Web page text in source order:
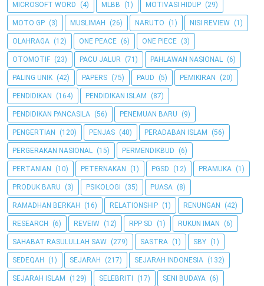
MICROSOFT WORD (4) MLBB (1) MOTIVASI HIDUP (29)
MOTO GP (3) MUSLIMAH (26) NARUTO (1) NISI REVIEW (1)
OLAHRAGA (12) ONE PEACE (6) ONE PIECE (3)
OTOMOTIF (23) PACU JALUR (71) PAHLAWAN NASIONAL (6)
PALING UNIK (42) PAPERS (75) PAUD (5) PEMIKIRAN (20)
PENDIDIKAN (164) PENDIDIKAN ISLAM (87)
PENDIDIKAN PANCASILA (56) PENEMUAN BARU (9)
PENGERTIAN (120) PENJAS (40) PERADABAN ISLAM (56)
PERGERAKAN NASIONAL (15) PERMENDIKBUD (6)
PERTANIAN (10) PETERNAKAN (1) PGSD (12) PRAMUKA (1)
PRODUK BARU (3) PSIKOLOGI (35) PUASA (8)
RAMADHAN BERKAH (16) RELATIONSHIP (1) RENUNGAN (42)
RESEARCH (6) REVEIW (12) RPP SD (1) RUKUN IMAN (6)
SAHABAT RASULULLAH SAW (279) SASTRA (1) SBY (1)
SEDEQAH (1) SEJARAH (217) SEJARAH INDONESIA (132)
SEJARAH ISLAM (129) SELEBRITI (17) SENI BUDAYA (6)